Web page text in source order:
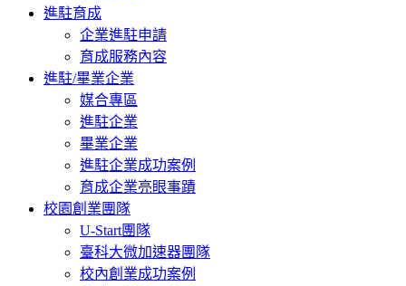
進駐育成
企業進駐申請
育成服務內容
進駐/畢業企業
媒合專區
進駐企業
畢業企業
進駐企業成功案例
育成企業亮眼事蹟
校園創業團隊
U-Start團隊
臺科大微加速器團隊
校內創業成功案例